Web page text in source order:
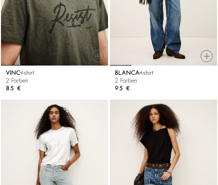
VINCt-shirt
2 Farben
85 €
BLANCA t-shirt
2 Farben
95 €